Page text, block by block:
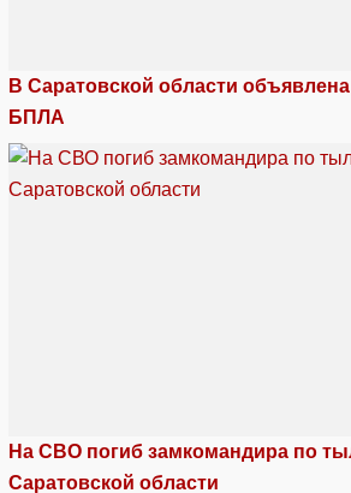
В Саратовской области объявлена
БПЛА
На СВО погиб замкомандира по
Саратовской области